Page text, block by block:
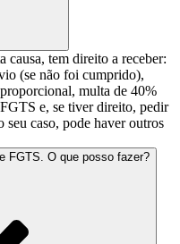
causa, tem direito a receber:
(se não foi cumprido),
multa de 40%
e, se tiver direito, pedir
seu caso, pode haver outros
FGTS. O que posso fazer?